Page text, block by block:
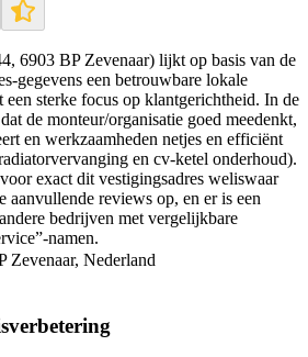
6903 BP Zevenaar) lijkt op basis van de
gegevens een betrouwbare lokale
een sterke focus op klantgerichtheid. In de
de monteur/organisatie goed meedenkt,
en werkzaamheden netjes en efficiënt
en cv-ketel onderhoud).
exact dit vestigingsadres weliswaar
aanvullende reviews op, en er is een
bedrijven met vergelijkbare
namen.
Zevenaar, Nederland